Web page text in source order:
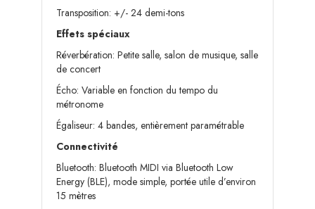
Transposition: +/- 24 demi-tons
Effets spéciaux
Réverbération: Petite salle, salon de musique, salle
de concert
Écho: Variable en fonction du tempo du
métronome
Égaliseur: 4 bandes, entièrement paramétrable
Connectivité
Bluetooth: Bluetooth MIDI via Bluetooth Low
Energy (BLE), mode simple, portée utile d’environ
15 mètres